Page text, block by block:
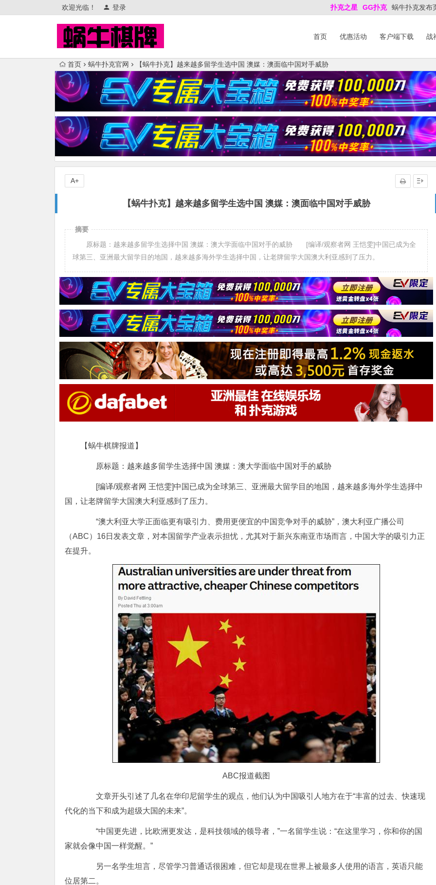
欢迎光临！ 登录 扑克之星 GG扑克 蜗牛扑克发布
首页 优惠活动 客户端下载 战
首页 蜗牛扑克官网 【蜗牛扑克】越来越多留学生选中国 澳媒：澳面临中国对手威胁
【蜗牛扑克】越来越多留学生选中国 澳媒：澳面临中国对手威胁
A+
摘要
原标题：越来越多留学生选择中国 澳媒：澳大学面临中国对手的威胁 [编译/观察者网 王恺雯]中国已成为全
球第三、亚洲最大留学目的地国，越来越多海外学生选择中国，让老牌留学大国澳大利亚感到了压力。
【蜗牛棋牌报道】
原标题：越来越多留学生选择中国 澳媒：澳大学面临中国对手的威胁
[编译/观察者网 王恺雯]中国已成为全球第三、亚洲最大留学目的地国，越来越多海外学生选择中
国，让老牌留学大国澳大利亚感到了压力。
“澳大利亚大学正面临更有吸引力、费用更便宜的中国竞争对手的威胁”，澳大利亚广播公司
（ABC）16日发表文章，对本国留学产业表示担忧，尤其对于新兴东南亚市场而言，中国大学的吸引力正
在提升。
ABC报道截图
文章开头引述了几名在华印尼留学生的观点，他们认为中国吸引人地方在于“丰富的过去、快速现
代化的当下和成为超级大国的未来”。
“中国更先进，比欧洲更发达，是科技领域的领导者，”一名留学生说：“在这里学习，你和你的国
家就会像中国一样觉醒。”
另一名学生坦言，尽管学习普通话很困难，但它却是现在世界上被最多人使用的语言，英语只能
位居第二。